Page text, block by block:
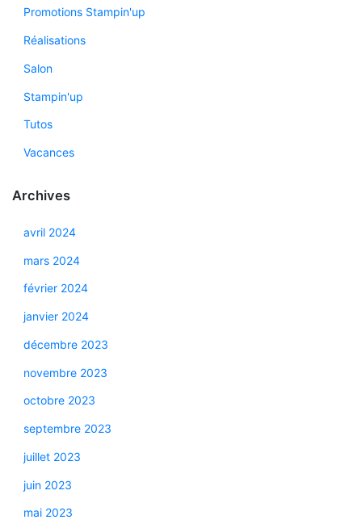
Promotions Stampin'up
Réalisations
Salon
Stampin'up
Tutos
Vacances
Archives
avril 2024
mars 2024
février 2024
janvier 2024
décembre 2023
novembre 2023
octobre 2023
septembre 2023
juillet 2023
juin 2023
mai 2023